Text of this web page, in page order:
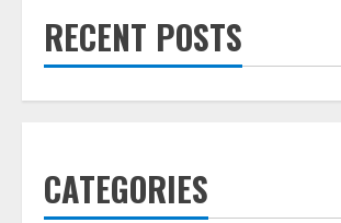
2025)
Live
Score
RECENT POSTS
CATEGORIES